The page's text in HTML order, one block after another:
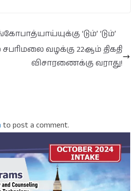
‘டும்’ ‘டும்’
வழக்கு 22ஆம் திகதி
விசாரணைக்கு வராது!
to post a comment.